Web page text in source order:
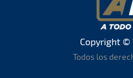
Copyright ©
Todos los